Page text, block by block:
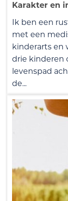
Karakter en
Ik ben een
met een
kinderarts en
drie kinderen
levenspad
de...